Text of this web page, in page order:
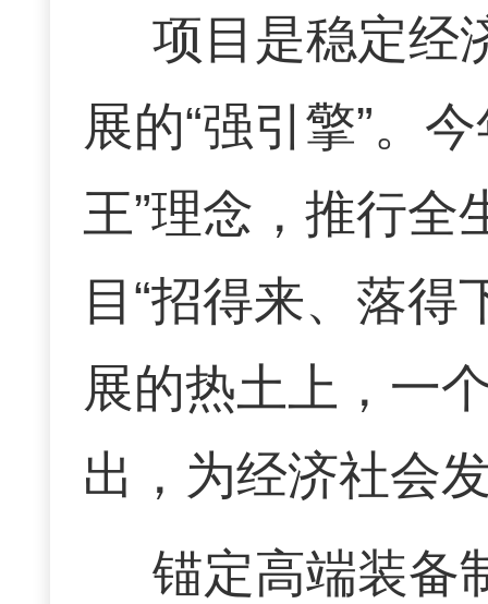
项目是稳定经
展的“强引擎”。
王”理念，推行全
目“招得来、落
展的热土上，一
出，为经济社会
锚定高端装备